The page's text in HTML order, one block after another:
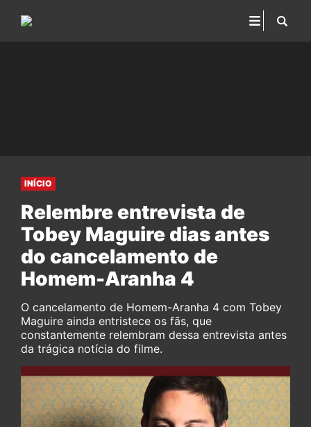
INÍCIO
Relembre entrevista de
Tobey Maguire dias antes
do cancelamento de
Homem-Aranha 4
O cancelamento de Homem-Aranha 4 com Tobey
Maguire ainda entristece os fãs, que
constantemente relembram dessa entrevista antes
da trágica notícia do filme.